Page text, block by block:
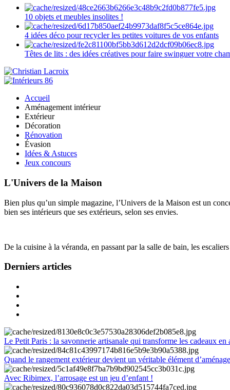
10 objets et meubles insolites !
4 idées déco pour recycler les petites voitures de vos enfants
Têtes de lits : des idées créatives pour faire swinguer votre
Accueil
Aménagement intérieur
Extérieur
Décoration
Rénovation
Évasion
Idées & Astuces
Jeux concours
L'Univers de la Maison
Bien plus qu’un simple magazine, l’Univers de la Maison est un
bien ses intérieurs que ses extérieurs, selon ses envies.
De la cuisine à la véranda, en passant par la salle de bain, les
Derniers articles
Le Petit Paris : la savonnerie artisanale qui transforme les cadeaux en
Quand le rangement extérieur devient un véritable élément
Avec Ribimex, l’arrosage est un jeu d’enfant !